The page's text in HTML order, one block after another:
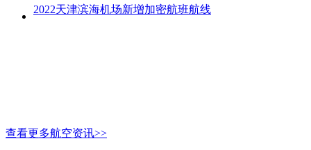
2022天津滨海机场新增加密航班航线
查看更多航空资讯>>